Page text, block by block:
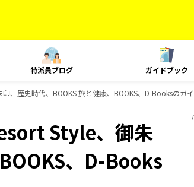
特派員ブログ ガイドブック
、歴史時代、BOOKS 旅と健康、BOOKS、D-Booksのガ
Style、御朱
、D-Books